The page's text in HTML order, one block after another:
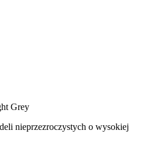
Grey
nieprzezroczystych o wysokiej